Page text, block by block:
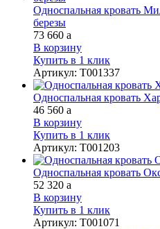
Односпальная кровать
березы
73 660 a
В корзину
Купить в 1 клик
Артикул: Т001337
Односпальная кровать
46 560 a
В корзину
Купить в 1 клик
Артикул: Т001203
Односпальная кровать
52 320 a
В корзину
Купить в 1 клик
Артикул: Т001071